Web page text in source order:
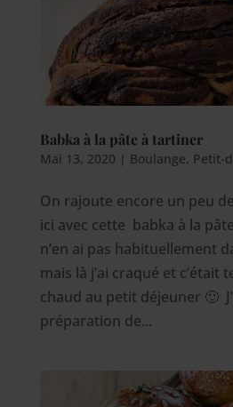
Babka à la pâte à tartiner
Mai 13, 2020 | Boulange, Petit-
On rajoute encore un peu
ici avec cette babka à la
n’en ai pas habituellement
mais là j’ai craqué et
chaud au petit déjeuner 🙂
préparation de...